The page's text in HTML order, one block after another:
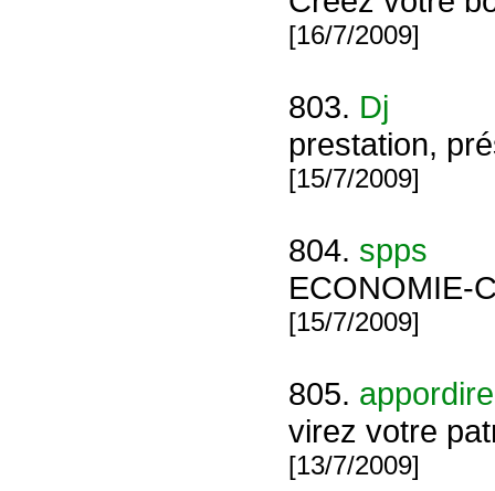
[16/7/2009]
803. Dj
prestation,
[15/7/2009]
804. spps
ECONOMIE-
[15/7/2009]
805.
virez votre
[13/7/2009]